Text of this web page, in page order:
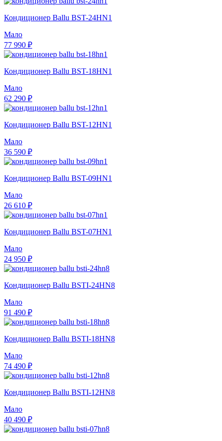
Кондиционер Ballu BST-24HN1
Мало
77 990 ₽
Кондиционер Ballu BST-18HN1
Мало
62 290 ₽
Кондиционер Ballu BST-12HN1
Мало
36 590 ₽
Кондиционер Ballu BST-09HN1
Мало
26 610 ₽
Кондиционер Ballu BST-07HN1
Мало
24 950 ₽
Кондиционер Ballu BSTI-24HN8
Мало
91 490 ₽
Кондиционер Ballu BSTI-18HN8
Мало
74 490 ₽
Кондиционер Ballu BSTI-12HN8
Мало
40 490 ₽